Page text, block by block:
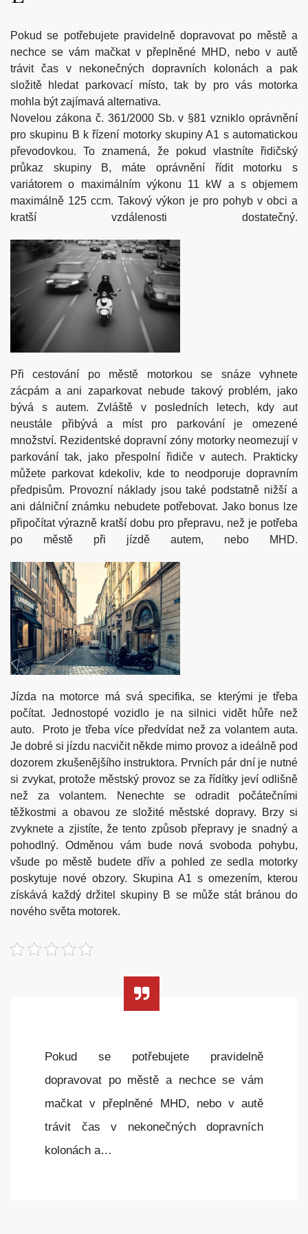
Pokud se potřebujete pravidelně dopravovat po městě a
nechce se vám mačkat v přeplněné MHD, nebo v autě
trávit čas v nekonečných dopravních kolonách a pak
složitě hledat parkovací místo, tak by pro vás motorka
mohla být zajímavá alternativa.
Novelou zákona č. 361/2000 Sb. v §81 vzniklo oprávnění
pro skupinu B k řízení motorky skupiny A1 s automatickou
převodovkou. To znamená, že pokud vlastníte řidičský
průkaz skupiny B, máte oprávnění řídit motorku s
variátorem o maximálním výkonu 11 kW a s objemem
maximálně 125 ccm. Takový výkon je pro pohyb v obci a
kratší vzdálenosti dostatečný.
Při cestování po městě motorkou se snáze vyhnete
zácpám a ani zaparkovat nebude takový problém, jako
bývá s autem. Zvláště v posledních letech, kdy aut
neustále přibývá a míst pro parkování je omezené
množství. Rezidentské dopravní zóny motorky neomezují v
parkování tak, jako přespolní řidiče v autech. Prakticky
můžete parkovat kdekoliv, kde to neodporuje dopravním
předpisům. Provozní náklady jsou také podstatně nižší a
ani dálniční známku nebudete potřebovat. Jako bonus lze
připočítat výrazně kratší dobu pro přepravu, než je potřeba
po městě při jízdě autem, nebo MHD.
Jízda na motorce má svá specifika, se kterými je třeba
počítat. Jednostopé vozidlo je na silnici vidět hůře než
auto. Proto je třeba více předvídat než za volantem auta.
Je dobré si jízdu nacvičit někde mimo provoz a ideálně pod
dozorem zkušenějšího instruktora. Prvních pár dní je nutné
si zvykat, protože městský provoz se za řídítky jeví odlišně
než za volantem. Nenechte se odradit počátečními
těžkostmi a obavou ze složité městské dopravy. Brzy si
zvyknete a zjistíte, že tento způsob přepravy je snadný a
pohodlný. Odměnou vám bude nová svoboda pohybu,
všude po městě budete dřív a pohled ze sedla motorky
poskytuje nové obzory. Skupina A1 s omezením, kterou
získává každý držitel skupiny B se může stát bránou do
nového světa motorek.
Pokud se potřebujete pravidelně
dopravovat po městě a nechce se vám
mačkat v přeplněné MHD, nebo v autě
trávit čas v nekonečných dopravních
kolonách a…